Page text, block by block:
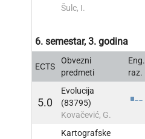
Šulc, I.
6. semestar, 3. godina
ECTS
Obvezni
predmeti
Eng.
raz.
5.0
Evolucija
(83795)
Kovačević, G.
Kartografske